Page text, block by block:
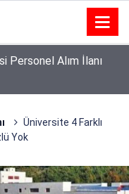
Personel Alım İlanı
Üniversite 4 Farklı
Yok